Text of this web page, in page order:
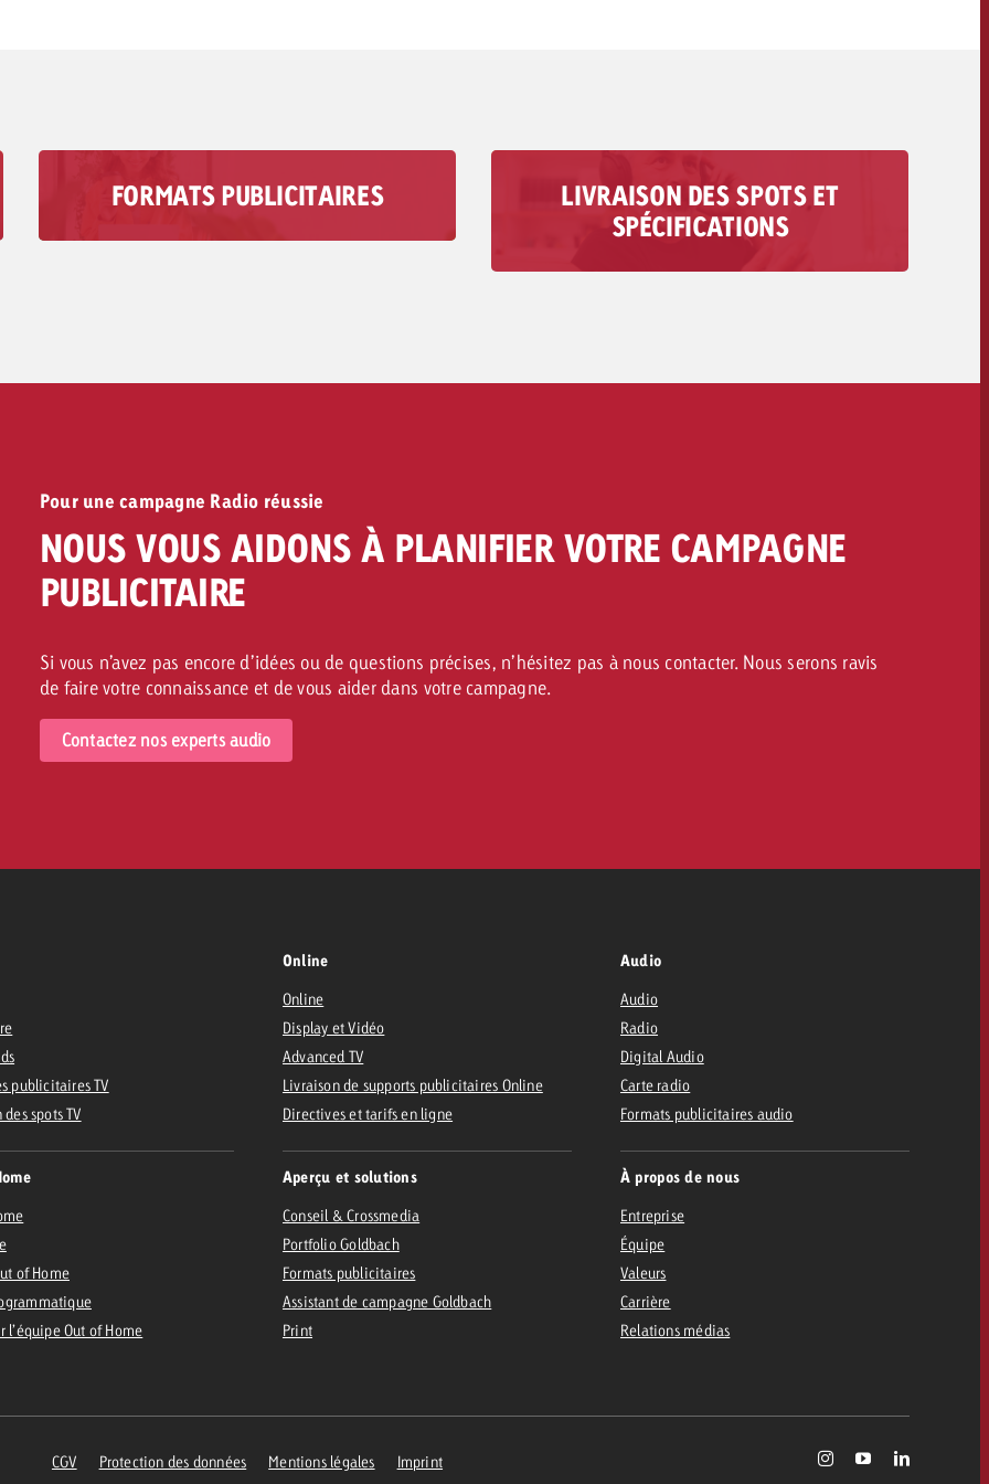
FORMATS PUBLICITAIRES
Avec les formats de publicité audio de
Goldbach, vous atteignez votre groupe cible
LIVRAISON DES SPOTS ET
SPÉCIFICATIONS
Vous trouverez ici toutes les informations
concernant la livraison de votre spot audio : des
Pour une campagne Radio réussie
NOUS VOUS AIDONS À PLANIFIER VOTRE CAMPAGNE
PUBLICITAIRE
Si vous n’avez pas encore d’idées ou de questions précises, n’hésitez pas à nous contacter. Nous serons ravis
de faire votre connaissance et de vous aider dans votre campagne.
Contactez nos experts audio
publicitaires TV
spots TV
of Home
l’équipe Out of Home
Online
Online
Display et Vidéo
Advanced TV
Livraison de supports publicitaires Online
Directives et tarifs en ligne
Aperçu et solutions
Conseil & Crossmedia
Portfolio Goldbach
Formats publicitaires
Assistant de campagne Goldbach
Print
Audio
Audio
Radio
Digital Audio
Carte radio
Formats publicitaires audio
À propos de nous
Entreprise
Équipe
Valeurs
Carrière
Relations médias
CGV Protection des données Mentions légales Imprint